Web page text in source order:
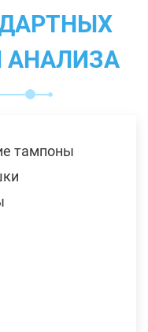
АНАЛИЗА
тампоны